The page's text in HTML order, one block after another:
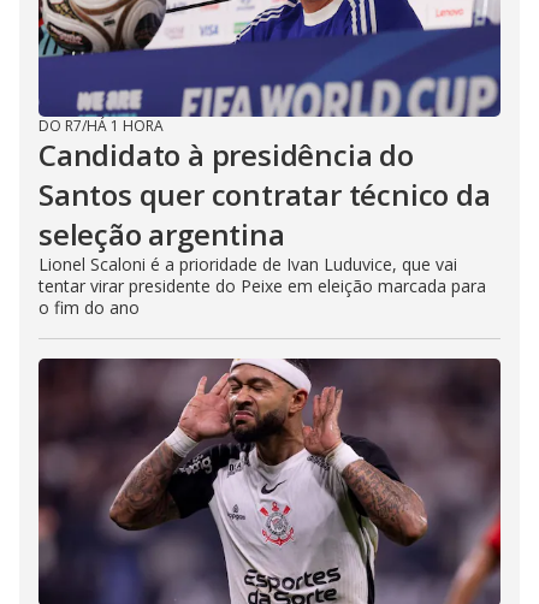
DO R7/HÁ 1 HORA
Candidato à presidência do
Santos quer contratar técnico da
seleção argentina
Lionel Scaloni é a prioridade de Ivan Luduvice, que vai
tentar virar presidente do Peixe em eleição marcada para
o fim do ano